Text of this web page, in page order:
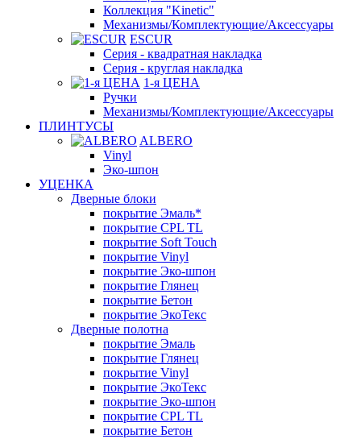
Коллекция "Kinetic"
Механизмы/Комплектующие/Аксессуары
ESCUR
Серия - квадратная накладка
Серия - круглая накладка
1-я ЦЕНА
Ручки
Механизмы/Комплектующие/Аксессуары
ПЛИНТУСЫ
ALBERO
Vinyl
Эко-шпон
УЦЕНКА
Дверные блоки
покрытие Эмаль*
покрытие CPL TL
покрытие Soft Touch
покрытие Vinyl
покрытие Эко-шпон
покрытие Глянец
покрытие Бетон
покрытие ЭкоТекс
Дверные полотна
покрытие Эмаль
покрытие Глянец
покрытие Vinyl
покрытие ЭкоТекс
покрытие Эко-шпон
покрытие CPL TL
покрытие Бетон